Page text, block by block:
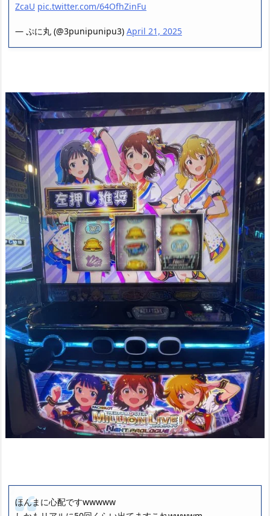
ZcaU pic.twitter.com/64OfhZinFu
— ぷに丸 (@3punipunipu3) April 21, 2025
ほんまに心配ですwwwww